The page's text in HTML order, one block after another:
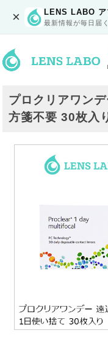
× LENS LABO ア
最新情報が毎日届く
プロクリアワン
方箋不要 30枚入